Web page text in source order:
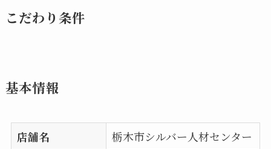
こだわり条件
基本情報
店舗名 栃木市シルバー人材センター